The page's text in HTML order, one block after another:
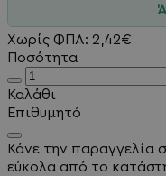
Χωρίς ΦΠΑ: 2,42€
Ποσότητα
Καλάθι
Επιθυμητό
Κάνε την παραγγελία
εύκολα από το